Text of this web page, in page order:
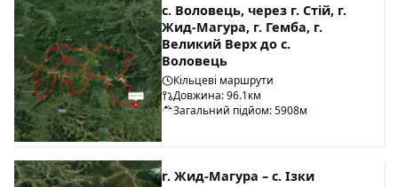
с. Воловець, через г. Стій, г.
Жид-Магура, г. Гемба, г.
Великий Верх до с.
Воловець
Кільцеві маршрути
Довжина: 96.1км
Загальний підйом: 5908м
г. Жид-Магура – с. Ізки